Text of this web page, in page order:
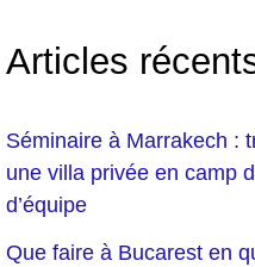
Articles
Séminaire à Marrakech :
une villa privée en camp
d’équipe
Que faire à Bucarest en